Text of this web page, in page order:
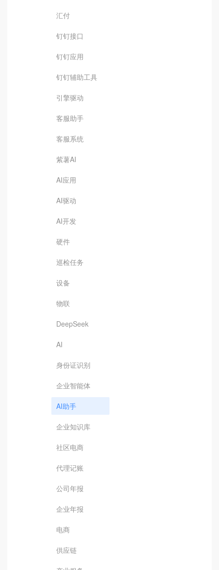
汇付
钉钉接口
钉钉应用
钉钉辅助工具
引擎驱动
客服助手
客服系统
紫薯AI
AI应用
AI驱动
AI开发
硬件
巡检任务
设备
物联
DeepSeek
AI
身份证识别
企业智能体
AI助手
企业知识库
社区电商
代理记账
公司年报
企业年报
电商
供应链